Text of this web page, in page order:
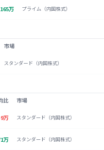
165万 プライム（内国株式）
市場
スタンダード（内国株式）
比 市場
万 スタンダード（内国株式）
万 スタンダード（内国株式）